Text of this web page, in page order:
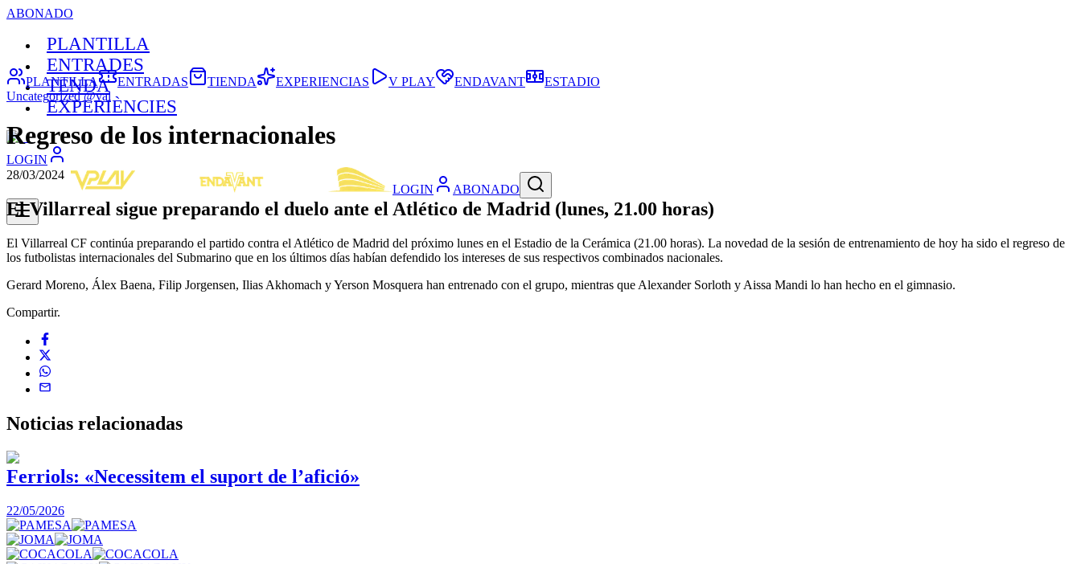
ABONADO
PLANTILLA
ENTRADES
TENDA
EXPERIÈNCIES
LOGIN
LOGIN ABONADO
PLANTILLA ENTRADAS TIENDA EXPERIENCIAS V PLAY ENDAVANT
ESTADIO
Uncategorized @val
Regreso de los internacionales
28/03/2024
El Villarreal sigue preparando el duelo ante el Atlético de Madrid (lunes, 21.00 horas)
El Villarreal CF continúa preparando el partido contra el Atlético de Madrid del próximo lunes en el Estadio de la Cerámica (21.00 horas). La novedad de la sesión de entrenamiento de hoy ha sido el regreso de
los futbolistas internacionales del Submarino que en los últimos días habían defendido los intereses de sus respectivos combinados nacionales.
Gerard Moreno, Álex Baena, Filip Jorgensen, Ilias Akhomach y Yerson Mosquera han entrenado con el grupo, mientras que Alexander Sorloth y Aissa Mandi lo han hecho en el gimnasio.
Compartir.
Noticias relacionadas
Ferriols: «Necessitem el suport de l’afició»
22/05/2026